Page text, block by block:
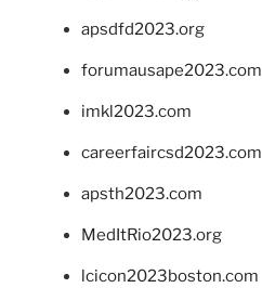
apsdfd2023.org
forumausape2023.com
imkl2023.com
careerfaircsd2023.com
apsth2023.com
MedItRio2023.org
lcicon2023boston.com